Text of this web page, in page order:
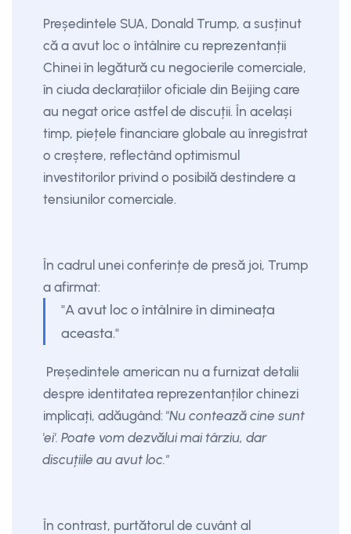
Președintele SUA, Donald Trump, a susținut
că a avut loc o întâlnire cu reprezentanții
Chinei în legătură cu negocierile comerciale,
în ciuda declarațiilor oficiale din Beijing care
au negat orice astfel de discuții. În același
timp, piețele financiare globale au înregistrat
o creștere, reflectând optimismul
investitorilor privind o posibilă destindere a
tensiunilor comerciale.
În cadrul unei conferințe de presă joi, Trump
a afirmat:
"A avut loc o întâlnire în dimineața
aceasta."
Președintele american nu a furnizat detalii
despre identitatea reprezentanților chinezi
implicați, adăugând: "Nu contează cine sunt
'ei'. Poate vom dezvălui mai târziu, dar
discuțiile au avut loc."
În contrast, purtătorul de cuvânt al